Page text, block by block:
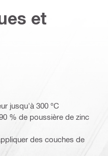
et
jusqu'à 300 °C
% de poussière de zinc
des couches de